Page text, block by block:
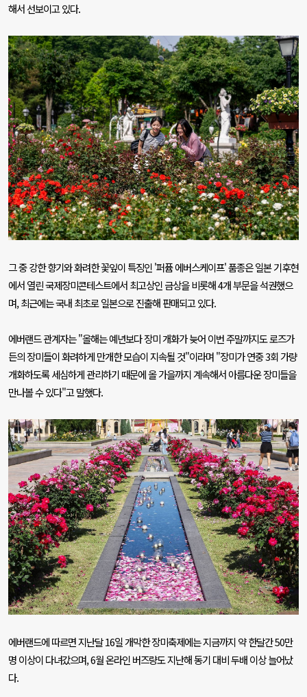
해서 선보이고 있다.
그 중 강한 향기와 화려한 꽃잎이 특징인'퍼퓸 에버스케이프'품종은 일본 기후현
에서 열린 국제장미콘테스트에서 최고상인 금상을 비롯해4개 부문을 석권했으
며,최근에는 국내 최초로 일본으로 진출해 판매되고 있다.
에버랜드 관계자는"올해는 예년보다 장미 개화가 늦어 이번 주말까지도 로즈가
든의 장미들이 화려하게 만개한 모습이 지속될 것"이라며"장미가 연중3회 가량
개화하도록 세심하게 관리하기 때문에 올 가을까지 계속해서 아름다운 장미들을
만나볼 수 있다"고 말했다.
에버랜드에 따르면 지난달16일 개막한 장미축제에는 지금까지 약 한달간50만
명 이상이 다녀갔으며, 6월 온라인 버즈량도 지난해 동기 대비 두배 이상 늘어났
다.